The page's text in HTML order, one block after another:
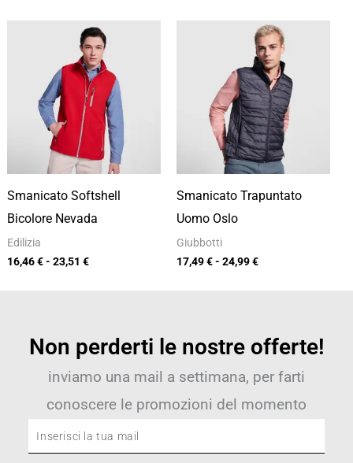
Smanicato Softshell
Bicolore Nevada
Edilizia
16,46€- 23,51 €
Fascia
di
prezzo:
da
16,46 €
a
23,51 €
Smanicato Trapuntato
Uomo Oslo
Giubbotti
17,49€- 24,99€
Fascia
di
prezzo:
da
17,49 €
a
24,99 €
Non perderti le nostre offerte!
inviamo una mail a settimana, per farti
conoscere le promozioni del momento
Inserisci
la